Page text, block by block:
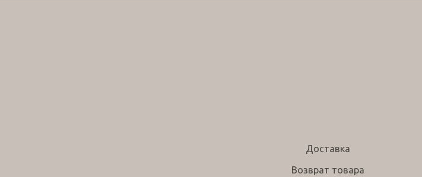
Возврат товара
Доставка